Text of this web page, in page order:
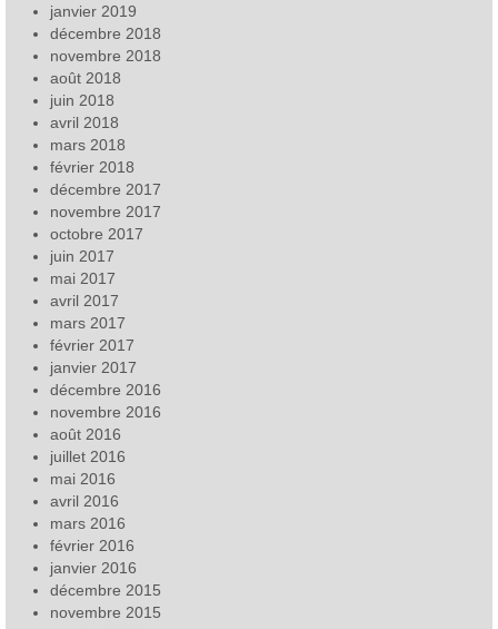
janvier 2019
décembre 2018
novembre 2018
août 2018
juin 2018
avril 2018
mars 2018
février 2018
décembre 2017
novembre 2017
octobre 2017
juin 2017
mai 2017
avril 2017
mars 2017
février 2017
janvier 2017
décembre 2016
novembre 2016
août 2016
juillet 2016
mai 2016
avril 2016
mars 2016
février 2016
janvier 2016
décembre 2015
novembre 2015